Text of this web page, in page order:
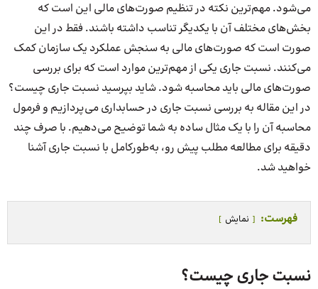
می‌شود. مهم‌ترین نکته در تنظیم صورت‌های مالی این است که
بخش‌های مختلف آن با یکدیگر تناسب داشته باشند. فقط در این
صورت است که صورت‌های مالی به سنجش عملکرد یک سازمان کمک
می‌کنند. نسبت جاری یکی از مهم‌ترین موارد است که برای بررسی
صورت‌های مالی باید محاسبه شود. شاید بپرسید نسبت جاری چیست؟
در این مقاله به بررسی نسبت جاری در حسابداری می‌پردازیم و فرمول
محاسبه آن را با یک مثال ساده به شما توضیح می‌دهیم. با صرف چند
دقیقه برای مطالعه مطلب پیش رو، به‌طورکامل با نسبت جاری آشنا
خواهید شد.
فهرست: نمایش
نسبت جاری چیست؟